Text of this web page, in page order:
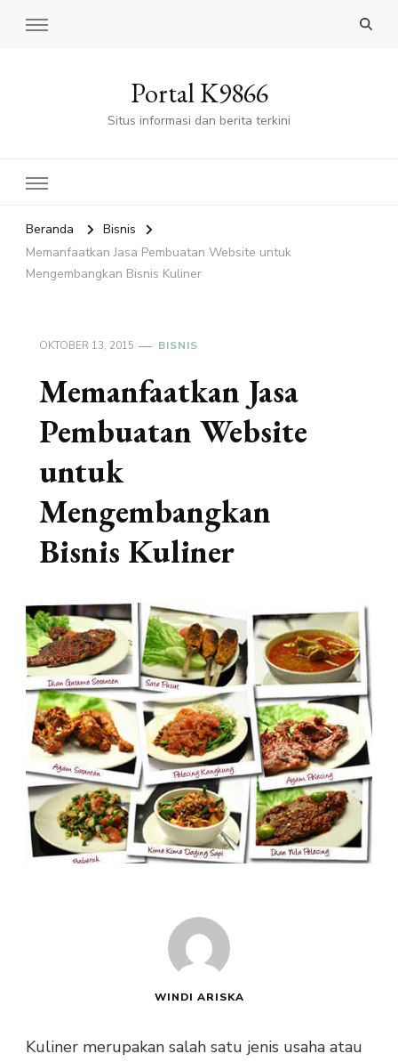
Portal K9866
Situs informasi dan berita terkini
Beranda
Bisnis
Memanfaatkan Jasa Pembuatan Website untuk
Mengembangkan Bisnis Kuliner
OKTOBER 13, 2015 BISNIS
Memanfaatkan Jasa
Pembuatan Website
untuk
Mengembangkan
Bisnis Kuliner
WINDI ARISKA
Kuliner merupakan salah satu jenis usaha atau